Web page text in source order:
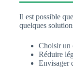
Il est possible
quelques
Choisir un
Réduire
Envisager